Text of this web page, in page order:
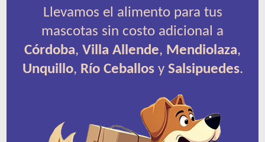
Llevamos el alimento para tus
mascotas sin costo adicional a
Córdoba, Villa Allende, Mendiolaza,
Unquillo, Río Ceballosy Salsipuedes.